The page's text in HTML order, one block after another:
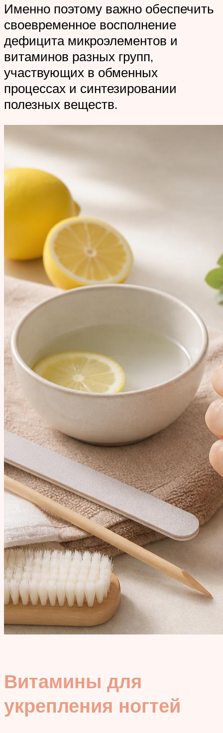
Именно поэтому важно обеспечить
своевременное восполнение
дефицита микроэлементов и
витаминов разных групп,
участвующих в обменных
процессах и синтезировании
полезных веществ.
Витамины для
укрепления ногтей